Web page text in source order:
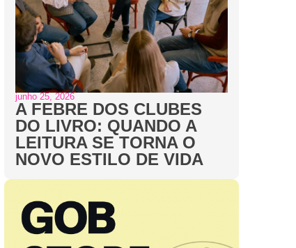
junho 25, 2026
A FEBRE DOS CLUBES
DO LIVRO: QUANDO A
LEITURA SE TORNA O
NOVO ESTILO DE VIDA